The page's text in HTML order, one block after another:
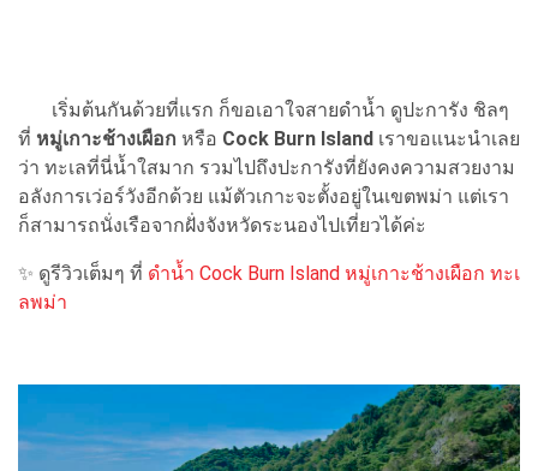
เริ่มต้นกันด้วยที่แรก ก็ขอเอาใจสายดำน้ำ ดูปะการัง ชิลๆ
ที่ หมู่เกาะช้างเผือก หรือ Cock Burn Island เราขอแนะนำเลย
ว่า ทะเลที่นี่น้ำใสมาก รวมไปถึงปะการังที่ยังคงความสวยงาม
อลังการเว่อร์วังอีกด้วย แม้ตัวเกาะจะตั้งอยู่ในเขตพม่า แต่เรา
ก็สามารถนั่งเรือจากฝั่งจังหวัดระนองไปเที่ยวได้ค่ะ
✨ ดูรีวิวเต็มๆ ที่ ดำน้ำ Cock Burn Island หมู่เกาะช้างเผือก ทะเ
ลพม่า